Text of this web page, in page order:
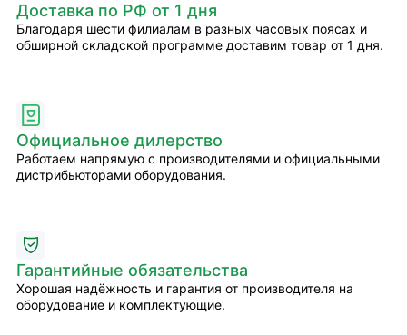
Доставка по РФ от 1 дня
Благодаря шести филиалам в разных часовых поясах и
обширной складской программе доставим товар от 1 дня.
Официальное дилерство
Работаем напрямую с производителями и официальными
дистрибьюторами оборудования.
Гарантийные обязательства
Хорошая надёжность и гарантия от производителя на
оборудование и комплектующие.